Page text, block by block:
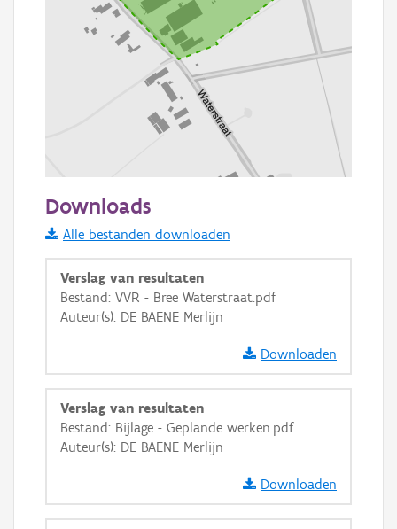
Informatie Vlaanderen
i
+ −
Basis Lagen
Ortho
Downloads
Alle bestanden downloaden
Verslag van resultaten
Bestand: VVR - Bree Waterstraat.pdf
Auteur(s): DE BAENE Merlijn
Downloaden
Verslag van resultaten
Bestand: Bijlage - Geplande werken.pdf
Auteur(s): DE BAENE Merlijn
Downloaden